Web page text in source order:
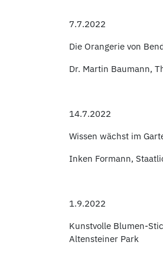
7.7.2022
Die Orangerie von
Dr. Martin Baumann,
14.7.2022
Wissen wächst im
Inken Formann,
1.9.2022
Kunstvolle Blumen-
Altensteiner Park